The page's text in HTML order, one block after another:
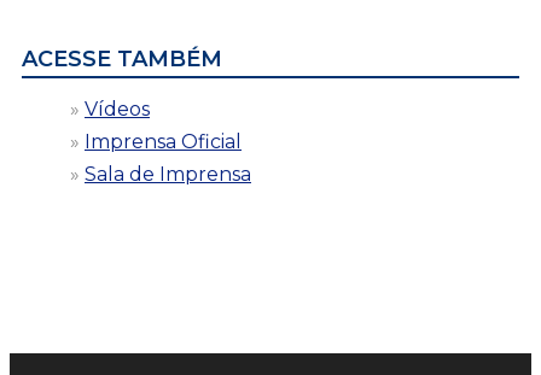
ACESSE TAMBÉM
Vídeos
Imprensa Oficial
Sala de Imprensa